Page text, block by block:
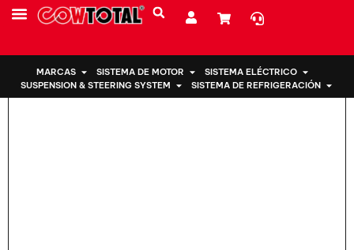
MARCAS SISTEMA DE MOTOR
SISTEMA ELÉCTRICO
SUSPENSION & STEERING SYSTEM
SISTEMA DE REFRIGERACIÓN
Hogar > Soporte de motor 50850-T2F-A21 para Honda